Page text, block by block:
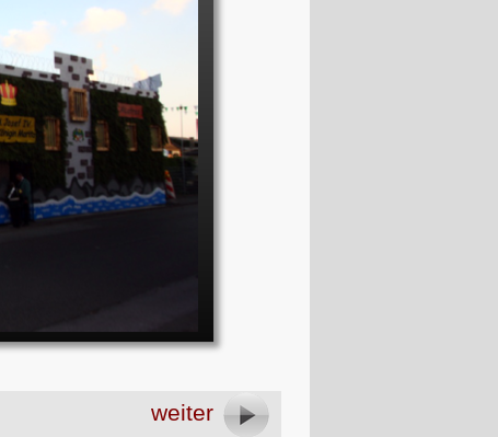
weiter